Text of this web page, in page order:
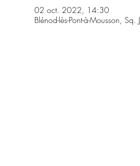
02 oct. 2022, 14:30
Blénod-lès-Pont-à-Mousson,